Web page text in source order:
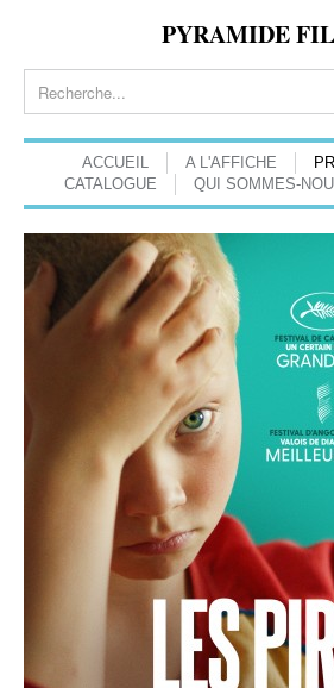
PYRAMIDE
ACCUEIL A L'AFFICHE
CATALOGUE
QUI SOMMES-